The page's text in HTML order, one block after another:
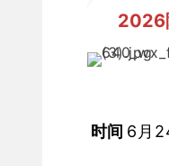
2026
时间 6月